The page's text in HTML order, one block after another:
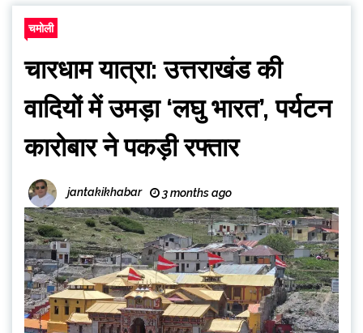
चमोली
चारधाम यात्रा: उत्तराखंड की
वादियों में उमड़ा ‘लघु भारत’, पर्यटन
कारोबार ने पकड़ी रफ्तार
jantakikhabar 3 months ago